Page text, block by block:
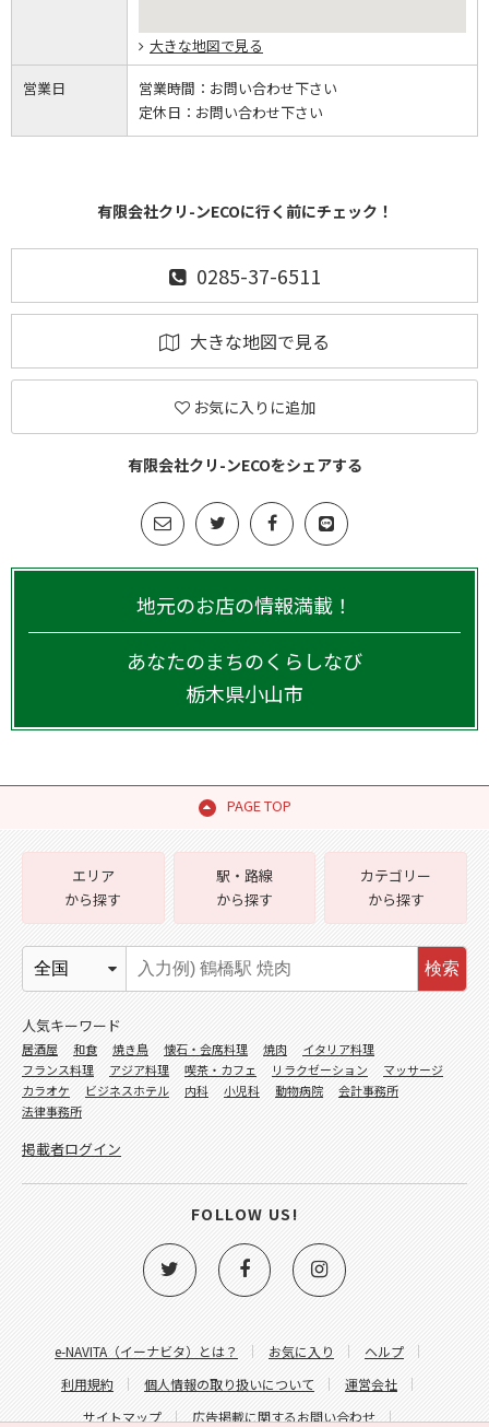
大きな地図で見る
営業日 営業時間： お問い合わせ下さい
定休日： お問い合わせ下さい
有限会社クリ-ンECOに行く前にチェック！
0285-37-6511
大きな地図で見る
お気に入りに追加
有限会社クリ-ンECOをシェアする
地元のお店の情報満載！
あなたのまちのくらしなび
栃木県小山市
PAGE TOP
e-NAVITA（イーナビタ）とは？ お気に入り
ヘルプ
利用規約
個人情報の取り扱いについて
運営会社
サイトマップ
広告掲載に関するお問い合わせ
エリア
から探す
駅・路線
から探す
カテゴリー
から探す
検索
人気キーワード
居酒屋 和食 焼き鳥 懐石・会席料理 焼肉
イタリア料理
フランス料理
アジア料理 喫茶・カフェ リラクゼーション
マッサージ
カラオケ
ビジネスホテル 内科 小児科 動物病院
会計事務所
法律事務所
掲載者ログイン
FOLLOW US!